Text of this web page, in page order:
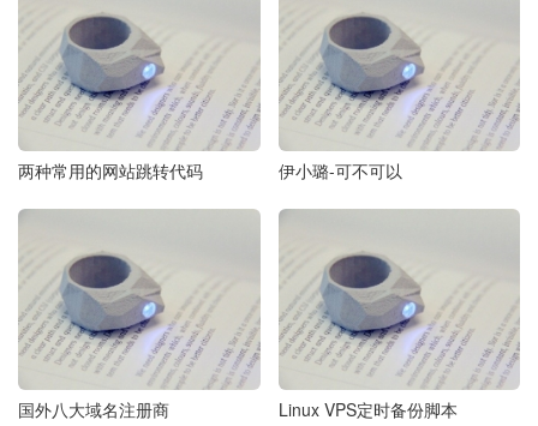
两种常用的网站跳转代码 伊小璐-可不可以
国外八大域名注册商 Linux VPS定时备份脚本